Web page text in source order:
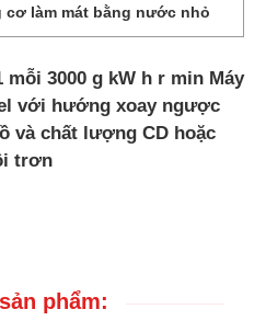
cơ làm mát bằng nước nhỏ
mỗi 3000 g kW h r min Máy
với hướng xoay ngược
và chất lượng CD hoặc
trơn
phẩm: